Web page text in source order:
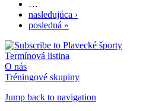
…
nasledujúca ›
posledná »
Termínová listina
O nás
Tréningové skupiny
Jump back to navigation